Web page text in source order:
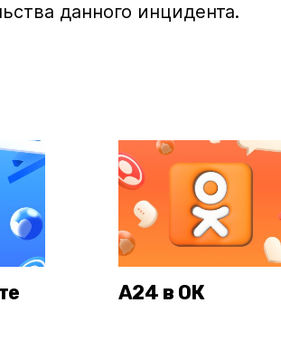
данного инцидента.
А24 в ОК